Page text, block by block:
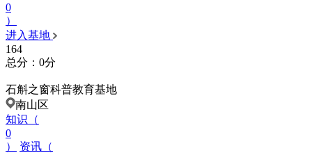
0
）
进入基地
164
总分：0分
石斛之窗科普教育基地
南山区
知识（
0
）
资讯（